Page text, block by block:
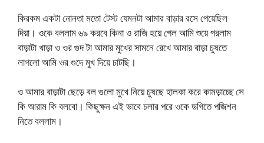
কিরকম একটা নোনতা মতো টেস্ট যেমনটা আমার বাড়ার রসে পেয়েছিল
দিয়া। ওকে বললাম ৬৯ করবে কিনা ও রাজি হয়ে গেল আমি শুয়ে পরলাম
বাড়াটা খাড়া ও ওর গুদ টা আমার মুখের সামনে রেখে আমার বাড়া চুষতে
লাগলো আমি ওর গুদে মুখ দিয়ে চাটছি।
ও আমার বাড়াটা ছেড়ে বল গুলো মুখে নিয়ে চুষছে হালকা করে কামড়াচ্ছে সে
কি আরাম কি বলবো। কিছুক্ষন এই ভাবে চলার পরে ওকে ডগিতে পজিশন
নিতে বললাম।